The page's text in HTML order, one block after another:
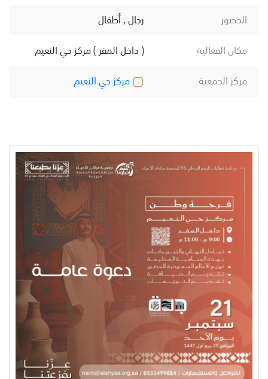
الحضور
رجال , أطفال
مكان الفعالية
( داخل المقر ) مركز حي النعيم
مركز الجمعية
مركز حي النعيم